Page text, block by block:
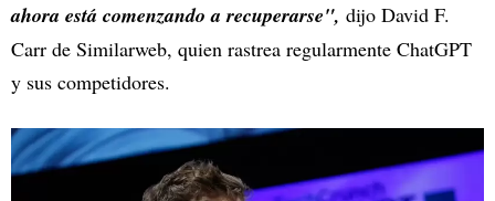
ahora está comenzando a recuperarse", dijo David F.
Carr de Similarweb, quien rastrea regularmente ChatGPT
y sus competidores.